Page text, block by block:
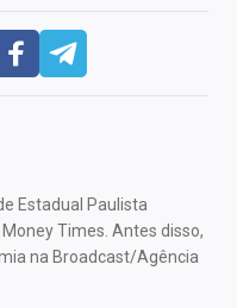
Estadual Paulista
Times. Antes disso,
na Broadcast/Agência